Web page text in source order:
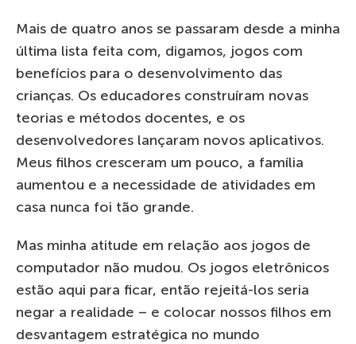
Mais de quatro anos se passaram desde a minha
última lista feita com, digamos, jogos com
benefícios para o desenvolvimento das
crianças. Os educadores construíram novas
teorias e métodos docentes, e os
desenvolvedores lançaram novos aplicativos.
Meus filhos cresceram um pouco, a família
aumentou e a necessidade de atividades em
casa nunca foi tão grande.
Mas minha atitude em relação aos jogos de
computador não mudou. Os jogos eletrônicos
estão aqui para ficar, então rejeitá-los seria
negar a realidade – e colocar nossos filhos em
desvantagem estratégica no mundo